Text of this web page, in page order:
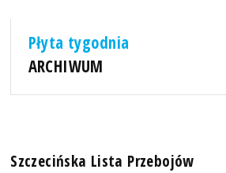
Płyta tygodnia
ARCHIWUM
Szczecińska Lista Przebojów